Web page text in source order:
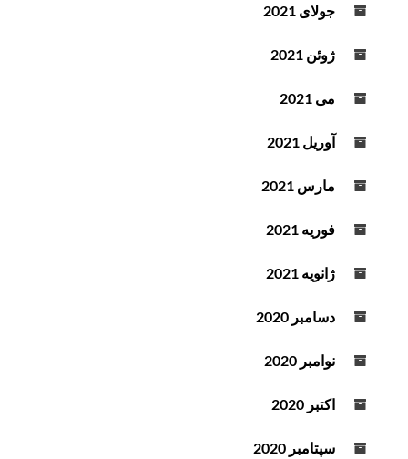
جولای 2021
ژوئن 2021
می 2021
آوریل 2021
مارس 2021
فوریه 2021
ژانویه 2021
دسامبر 2020
نوامبر 2020
اکتبر 2020
سپتامبر 2020